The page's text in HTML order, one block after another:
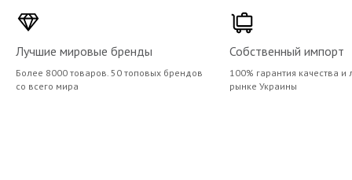
Лучшие мировые бренды
Более 8000 товаров. 50 топовых брендов
со всего мира
Собственный импорт
100% гарантия качества
рынке Украины